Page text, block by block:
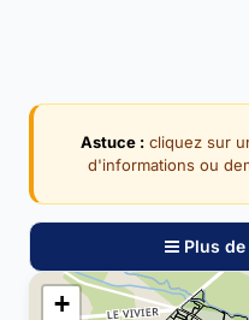
Astuce : cliquez sur
d'informations ou
Plus de
+